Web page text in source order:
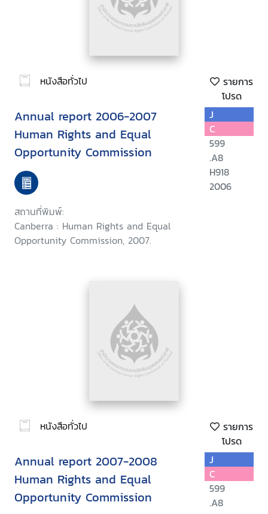
หนังสือทั่วไป
รายการ
โปรด
Annual report 2006-2007
Human Rights and Equal
Opportunity Commission
สถานที่พิมพ์:
Canberra : Human Rights and Equal
Opportunity Commission, 2007.
J
C
599
.A8
H918
2006
หนังสือทั่วไป
รายการ
โปรด
Annual report 2007-2008
Human Rights and Equal
Opportunity Commission
J
C
599
.A8